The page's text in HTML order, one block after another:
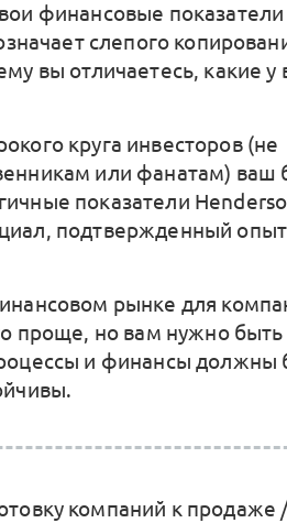
финансовые
слепого
вы отличаетесь, какие у
круга инвесторов (не
или фанатам) ваш
показатели
подтвержденный
рынке для
проще, но вам нужно быть
и финансы должны
компаний к